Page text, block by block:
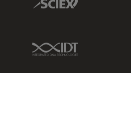
IDT Link